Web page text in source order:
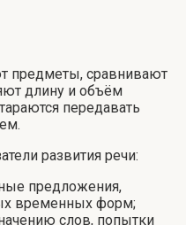
предметы, сравнивают
длину и объём
передавать
развития речи:
предложения,
временных форм;
слов, попытки